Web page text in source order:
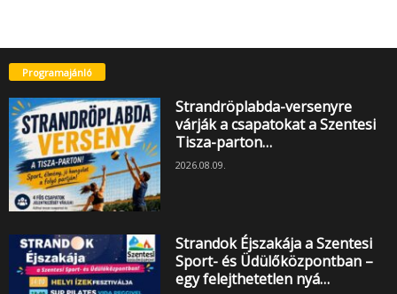
Programajánló
Strandröplabda-versenyre
várják a csapatokat a Szentesi
Tisza-parton…
2026.08.09.
Strandok Éjszakája a Szentesi
Sport- és Üdülőközpontban –
egy felejthetetlen nyá…